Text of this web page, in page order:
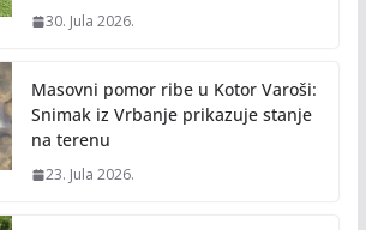
30. Jula 2026.
Masovni pomor ribe u Kotor Varoši:
Snimak iz Vrbanje prikazuje stanje
na terenu
23. Jula 2026.